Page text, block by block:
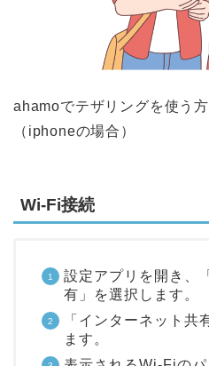
ahamoでテザリングを使う
（iphoneの場合）
Wi-Fi接続
設定アプリを開き、
有」を選択します。
「インターネット共
ます。